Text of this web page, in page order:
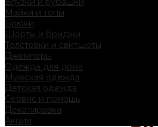
Майки и топы
Брюки
Шорты и бриджи
Толстовки и свитшоты
Джемперы
Одежда для дома
Мужская одежда
Детская одежда
Сервис и помощь
Декатировка
Акции